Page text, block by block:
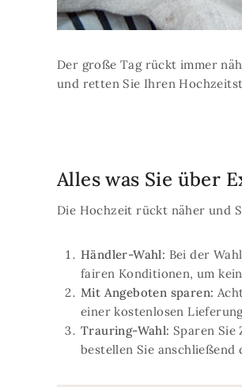
Der große Tag rückt immer
und retten Sie Ihren
Alles was Sie über
Die Hochzeit rückt näher und
Händler-Wahl: Bei der
fairen Konditionen, um
Mit Angeboten sparen:
einer kostenlosen
Trauring-Wahl: Sparen
bestellen Sie anschließend